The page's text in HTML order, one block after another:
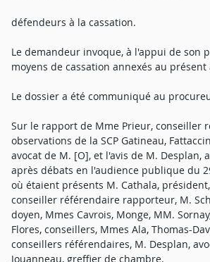
défendeurs à la cassation.
Le demandeur invoque, à l'appui de son
moyens de cassation annexés au présent
Le dossier a été communiqué au
Sur le rapport de Mme Prieur, conseiller
observations de la SCP Gatineau,
avocat de M. [O], et l'avis de M. Desplan,
après débats en l'audience publique du
où étaient présents M. Cathala,
conseiller référendaire rapporteur, M.
doyen, Mmes Cavrois, Monge, MM.
Flores, conseillers, Mmes Ala, Thomas-
conseillers référendaires, M. Desplan,
Jouanneau, greffier de chambre,